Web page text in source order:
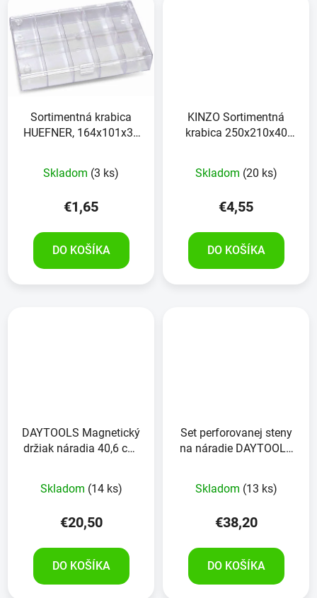
Sortimentná krabica
HUEFNER, 164x101x31
Skladom (3 ks)
€1,65
DO KOŠÍKA
KINZO Sortimentná
krabica 250x210x40
Skladom (20 ks)
€4,55
DO KOŠÍKA
DAYTOOLS Magnetický
držiak náradia 40,6 cm,
Skladom (14 ks)
€20,50
DO KOŠÍKA
Set perforovanej steny
na náradie DAYTOOLS
Skladom (13 ks)
€38,20
DO KOŠÍKA